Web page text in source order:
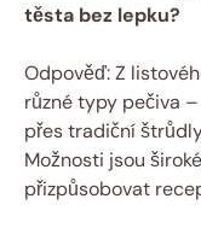
těsta bez lepku?
Odpověď: Z
různé typy pečiva
přes tradiční
Možnosti jsou
přizpůsobovat